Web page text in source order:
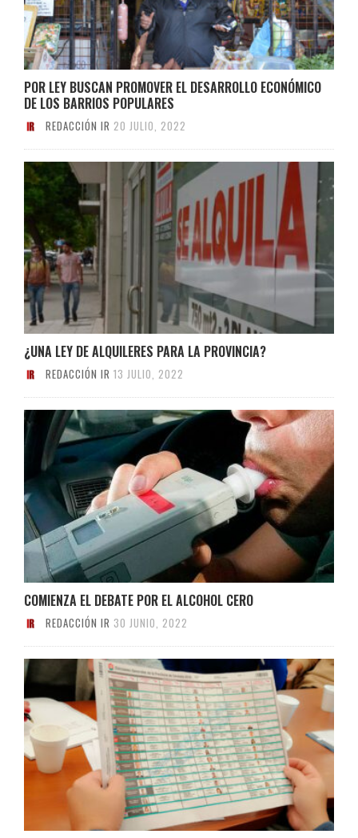
POR LEY BUSCAN PROMOVER EL DESARROLLO ECONÓMICO
DE LOS BARRIOS POPULARES
REDACCIÓN IR 20 JULIO, 2022
¿UNA LEY DE ALQUILERES PARA LA PROVINCIA?
REDACCIÓN IR 13 JULIO, 2022
COMIENZA EL DEBATE POR EL ALCOHOL CERO
REDACCIÓN IR 30 JUNIO, 2022